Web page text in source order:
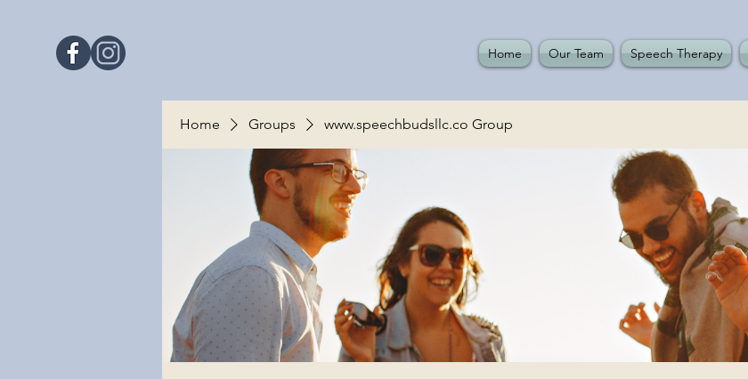
Home Our Team Speech Therapy
Home Groups www.speechbudsllc.co Group